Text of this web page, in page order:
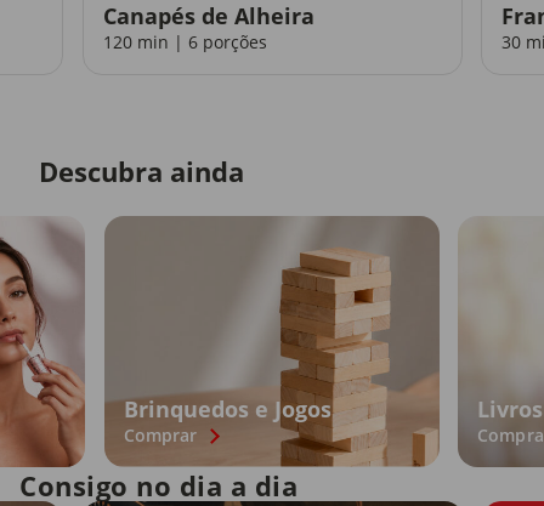
Canapés de Alheira
120 min | 6 porções 30
Descubra ainda
Brinquedos e Jogos
Comprar
Livros
Consigo no dia a dia